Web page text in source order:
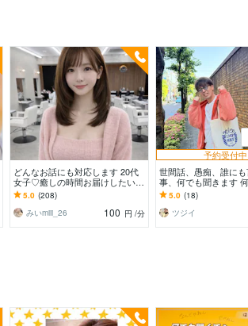
どんなお話にも対応します 20代
女子♡癒しの時間お届けしたいで
す︎♡
5.0 (208)
みいmiii_26
100 円 /分
予約受付中
世間話、愚痴、誰にも
事、何でも聞きます 何
てください！楽しく聞
5.0 (18)
ツジイ